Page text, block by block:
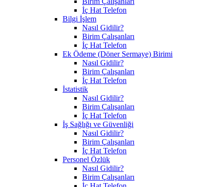
İç Hat Telefon
Bilgi İşlem
Nasıl Gidilir?
Birim Çalışanları
İç Hat Telefon
Ek Ödeme (Döner Sermaye) Birimi
Nasıl Gidilir?
Birim Çalışanları
İç Hat Telefon
İstatistik
Nasıl Gidilir?
Birim Çalışanları
İç Hat Telefon
İş Sağlığı ve Güvenliği
Nasıl Gidilir?
Birim Çalışanları
İç Hat Telefon
Personel Özlük
Nasıl Gidilir?
Birim Çalışanları